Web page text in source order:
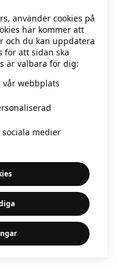
använder cookies på
här kommer att
och du kan uppdatera
för att sidan ska
är valbara för dig:
vår webbplats
medier